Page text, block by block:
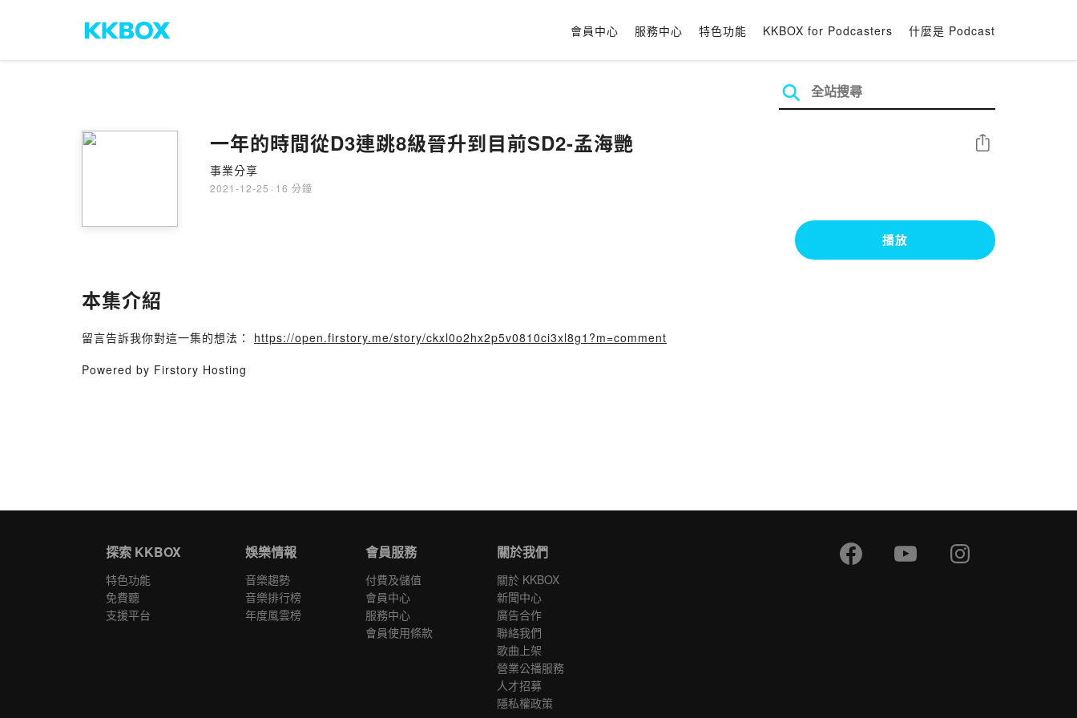
會員中心 服務中心 特色功能 KKBOX for Podcasters 什麼是 Podcast
一年的時間從D3連跳8級晉升到目前SD2-孟海艷
事業分享
2021-12-25 · 16 分鐘
分享
播放
本集介紹
留言告訴我你對這一集的想法： https://open.firstory.me/story/ckxl0o2hx2p5v0810ci3xl8g1?m=comment
Powered by Firstory Hosting
探索 KKBOX
特色功能
免費聽
支援平台
娛樂情報
音樂趨勢
音樂排行榜
年度風雲榜
會員服務
付費及儲值
會員中心
服務中心
會員使用條款
關於我們
關於 KKBOX
新聞中心
廣告合作
聯絡我們
歌曲上架
營業公播服務
人才招募
隱私權政策